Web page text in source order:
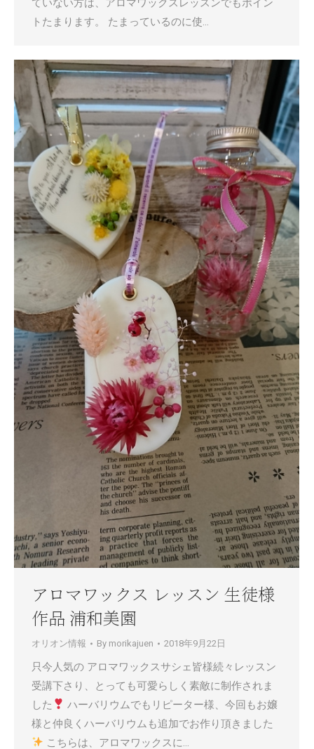
ていない方は、アロマワックスレッスンでもポイン
トたまります。 たまっているのに使…
アロマワックス レッスン 生徒様
作品 浦和美園
オリオン情報 By morikajuen 2018年9月22日
只今人気の アロマワックスサシェ皆様続々レッスン
受講下さり、とっても可愛らしく素敵に制作されま
した
ハーバリウムでもリピーター様、今回もお嬢
様と仲良くハーバリウムも追加でお作り頂きました
こちらは、アロマワックスに…